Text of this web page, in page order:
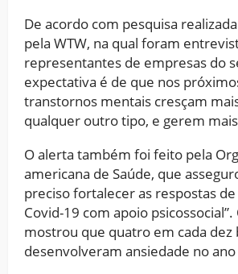
De acordo com pesquisa
pela WTW, na qual foram
representantes de empresas do
expectativa é de que nos
transtornos mentais cresçam
qualquer outro tipo, e gerem
O alerta também foi feito pela
americana de Saúde, que
preciso fortalecer as respostas
Covid-19 com apoio
mostrou que quatro em cada dez
desenvolveram ansiedade no ano